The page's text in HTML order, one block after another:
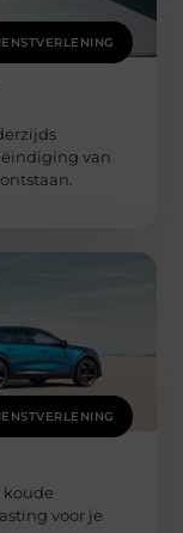
van
koude
voor je